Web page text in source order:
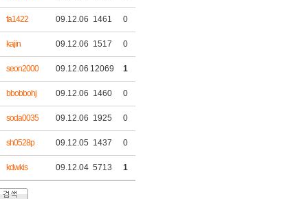
fa1422 09.12.06 1461 0
kajin 09.12.06 1517 0
seon2000 09.12.06 12069 1
bbobbohj 09.12.06 1460 0
soda0035 09.12.06 1925 0
sh0528p 09.12.05 1437 0
kdwkis 09.12.04 5713 1